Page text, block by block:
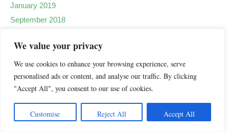
We value your privacy
We use cookies to enhance your browsing experience, serve
personalised ads or content, and analyse our traffic. By clicking
"Accept All", you consent to our use of cookies.
Customise Reject All Accept All
January 2019
September 2018
August 2017
April 2017
February 2017
January 2017
December 2016
November 2016